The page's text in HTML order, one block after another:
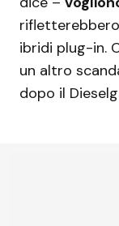
ibridi plug-in.
un altro
dopo il